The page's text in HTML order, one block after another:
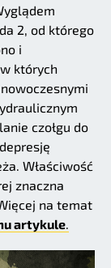
2, od którego
i
których
czołgu do
Właściwość
znaczna
na temat
artykule.